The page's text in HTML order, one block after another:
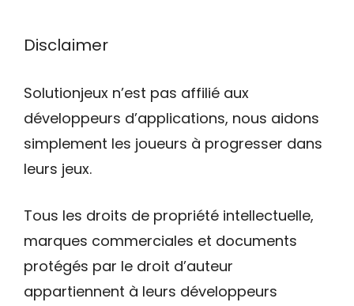
Disclaimer
Solutionjeux n’est pas affilié aux
développeurs d’applications, nous aidons
simplement les joueurs à progresser dans
leurs jeux.
Tous les droits de propriété intellectuelle,
marques commerciales et documents
protégés par le droit d’auteur
appartiennent à leurs développeurs